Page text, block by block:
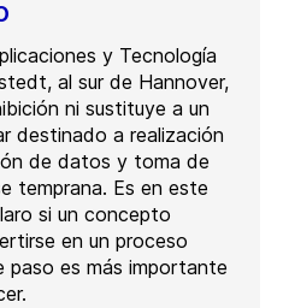
y Tecnología
al sur de Hannover,
ni sustituye a un
destinado a realización
de datos y toma de
temprana. Es en este
si un concepto
en un proceso
paso es más importante